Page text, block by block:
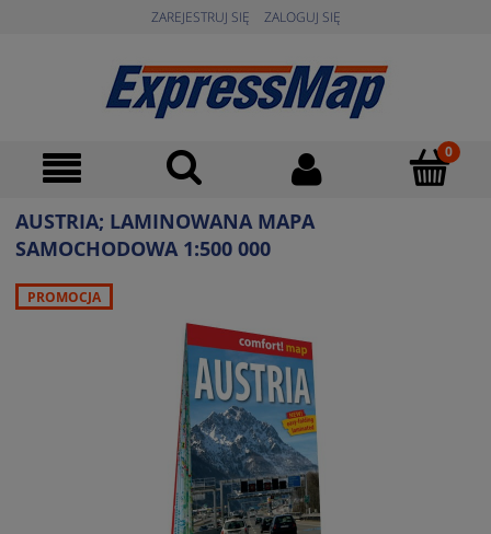
ZAREJESTRUJ SIĘ ZALOGUJ SIĘ
AUSTRIA; LAMINOWANA MAPA
SAMOCHODOWA 1:500 000
PROMOCJA